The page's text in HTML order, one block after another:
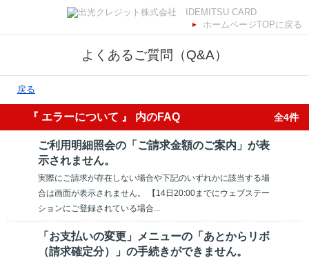
ホームページTOPに戻る
よくあるご質問（Q&A）
戻る
『 エラーについて 』 内のFAQ 全4件
ご利用明細照会の「ご請求金額のご案内」が表
示されません。
実際にご請求が存在しない場合や下記のいずれかに該当する場
合は画面が表示されません。 【14日20:00までにウェブステー
ションにご登録されている場合...
「お支払いの変更」メニューの「あとからリボ
（請求確定分）」の手続きができません。